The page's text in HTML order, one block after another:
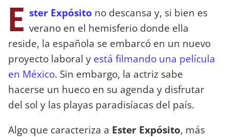
E ster Expósito no descansa y, si bien es
verano en el hemisferio donde ella
reside, la española se embarcó en un nuevo
proyecto laboral y está filmando una película
en México. Sin embargo, la actriz sabe
hacerse un hueco en su agenda y disfrutar
del sol y las playas paradisíacas del país.
Algo que caracteriza a Ester Expósito, más